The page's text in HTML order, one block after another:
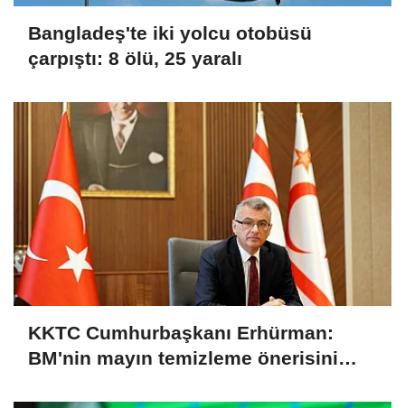
Bangladeş'te iki yolcu otobüsü
çarpıştı: 8 ölü, 25 yaralı
KKTC Cumhurbaşkanı Erhürman:
BM'nin mayın temizleme önerisini